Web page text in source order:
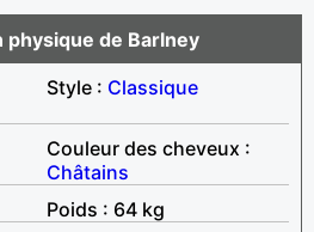
physique de Barlney
Style : Classique
Couleur des cheveux :
Châtains
Poids : 64 kg